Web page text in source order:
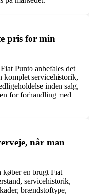
pris for min
Punto anbefales det
komplet servicehistorik,
inden salg,
for forhandling med
når man
køber en brugt Fiat
servicehistorik,
brændstoftype,